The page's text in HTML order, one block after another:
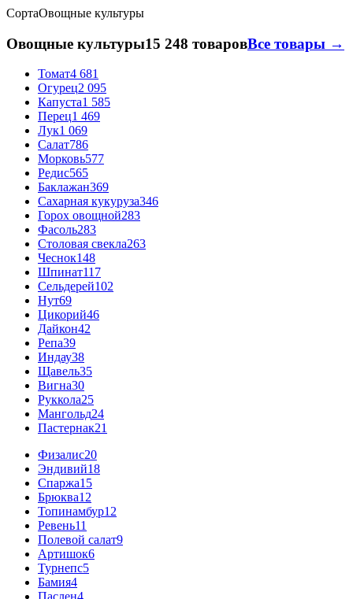
СортаОвощные культуры
Овощные культуры15 248 товаровВсе товары →
Томат4 681
Огурец2 095
Капуста1 585
Перец1 469
Лук1 069
Салат786
Морковь577
Редис565
Баклажан369
Сахарная кукуруза346
Горох овощной283
Фасоль283
Столовая свекла263
Чеснок148
Шпинат117
Сельдерей102
Нут69
Цикорий46
Дайкон42
Репа39
Индау38
Щавель35
Вигна30
Руккола25
Мангольд24
Пастернак21
Физалис20
Эндивий18
Спаржа15
Брюква12
Топинамбур12
Ревень11
Полевой салат9
Артишок6
Турнепс5
Бамия4